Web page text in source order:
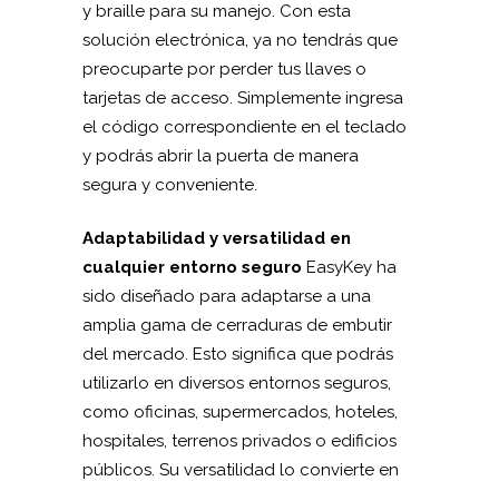
y braille para su manejo. Con esta
solución electrónica, ya no tendrás que
preocuparte por perder tus llaves o
tarjetas de acceso. Simplemente ingresa
el código correspondiente en el teclado
y podrás abrir la puerta de manera
segura y conveniente.
Adaptabilidad y versatilidad en
cualquier entorno seguro EasyKey ha
sido diseñado para adaptarse a una
amplia gama de cerraduras de embutir
del mercado. Esto significa que podrás
utilizarlo en diversos entornos seguros,
como oficinas, supermercados, hoteles,
hospitales, terrenos privados o edificios
públicos. Su versatilidad lo convierte en